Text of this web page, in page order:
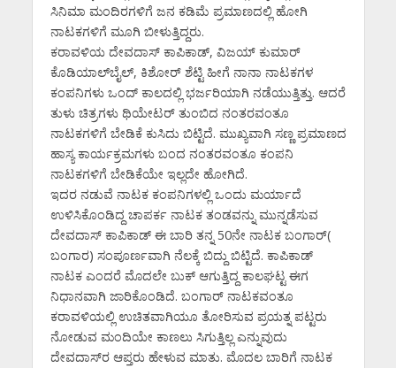
ಸಿನಿಮಾ ಮಂದಿರಗಳಿಗೆ ಜನ ಕಡಿಮೆ ಪ್ರಮಾಣದಲ್ಲಿ ಹೋಗಿ
ನಾಟಕಗಳಿಗೆ ಮೂಗಿ ಬೀಳುತ್ತಿದ್ದರು.
ಕರಾವಳಿಯ ದೇವದಾಸ್ ಕಾಪಿಕಾಡ್, ವಿಜಯ್ ಕುಮಾರ್
ಕೊಡಿಯಾಲ್‌ಬೈಲ್, ಕಿಶೋರ್ ಶೆಟ್ಟಿ ಹೀಗೆ ನಾನಾ ನಾಟಕಗಳ
ಕಂಪನಿಗಳು ಒಂದ್ ಕಾಲದಲ್ಲಿ ಭರ್ಜರಿಯಾಗಿ ನಡೆಯುತ್ತಿತ್ತು. ಆದರೆ
ತುಳು ಚಿತ್ರಗಳು ಥಿಯೇಟರ್ ತುಂಬಿದ ನಂತರವಂತೂ
ನಾಟಕಗಳಿಗೆ ಬೇಡಿಕೆ ಕುಸಿದು ಬಿಟ್ಟಿದೆ. ಮುಖ್ಯವಾಗಿ ಸಣ್ಣ ಪ್ರಮಾಣದ
ಹಾಸ್ಯ ಕಾರ್ಯಕ್ರಮಗಳು ಬಂದ ನಂತರವಂತೂ ಕಂಪನಿ
ನಾಟಕಗಳಿಗೆ ಬೇಡಿಕೆಯೇ ಇಲ್ಲದೇ ಹೋಗಿದೆ.
ಇದರ ನಡುವೆ ನಾಟಕ ಕಂಪನಿಗಳಲ್ಲಿ ಒಂದು ಮರ್ಯಾದೆ
ಉಳಿಸಿಕೊಂಡಿದ್ದ ಚಾಪರ್ಕ ನಾಟಕ ತಂಡವನ್ನು ಮುನ್ನಡೆಸುವ
ದೇವದಾಸ್ ಕಾಪಿಕಾಡ್ ಈ ಬಾರಿ ತನ್ನ 50ನೇ ನಾಟಕ ಬಂಗಾರ್(
ಬಂಗಾರ) ಸಂಪೂರ್ಣವಾಗಿ ನೆಲಕ್ಕೆ ಬಿದ್ದು ಬಿಟ್ಟಿದೆ. ಕಾಪಿಕಾಡ್
ನಾಟಕ ಎಂದರೆ ಮೊದಲೇ ಬುಕ್ ಆಗುತ್ತಿದ್ದ ಕಾಲಘಟ್ಟ ಈಗ
ನಿಧಾನವಾಗಿ ಜಾರಿಕೊಂಡಿದೆ. ಬಂಗಾರ್ ನಾಟಕವಂತೂ
ಕರಾವಳಿಯಲ್ಲಿ ಉಚಿತವಾಗಿಯೂ ತೋರಿಸುವ ಪ್ರಯತ್ನ ಪಟ್ಟರು
ನೋಡುವ ಮಂದಿಯೇ ಕಾಣಲು ಸಿಗುತ್ತಿಲ್ಲ ಎನ್ನುವುದು
ದೇವದಾಸ್‌ರ ಆಪ್ತರು ಹೇಳುವ ಮಾತು. ಮೊದಲ ಬಾರಿಗೆ ನಾಟಕ